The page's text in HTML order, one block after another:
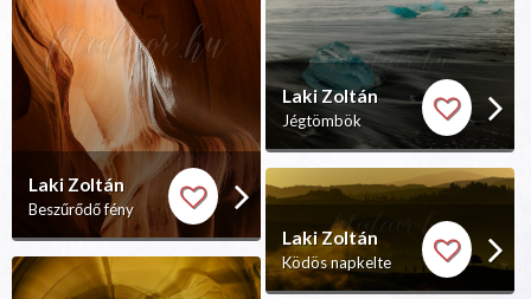
Laki Zoltán
Beszűrődő fény
Laki Zoltán
Jégtömbök
Laki Zoltán
Ködös napkelte